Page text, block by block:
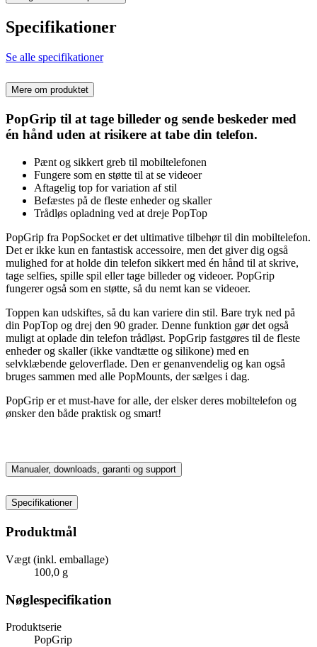
Specifikationer
Se alle specifikationer
Mere om produktet
PopGrip til at tage billeder og sende beskeder med
én hånd uden at risikere at tabe din telefon.
Pænt og sikkert greb til mobiltelefonen
Fungere som en støtte til at se videoer
Aftagelig top for variation af stil
Befæstes på de fleste enheder og skaller
Trådløs opladning ved at dreje PopTop
PopGrip fra PopSocket er det ultimative tilbehør til din mobiltelefon.
Det er ikke kun en fantastisk accessoire, men det giver dig også
mulighed for at holde din telefon sikkert med én hånd til at skrive,
tage selfies, spille spil eller tage billeder og videoer. PopGrip
fungerer også som en støtte, så du nemt kan se videoer.
Toppen kan udskiftes, så du kan variere din stil. Bare tryk ned på
din PopTop og drej den 90 grader. Denne funktion gør det også
muligt at oplade din telefon trådløst. PopGrip fastgøres til de fleste
enheder og skaller (ikke vandtætte og silikone) med en
selvklæbende geloverflade. Den er genanvendelig og kan også
bruges sammen med alle PopMounts, der sælges i dag.
PopGrip er et must-have for alle, der elsker deres mobiltelefon og
ønsker den både praktisk og smart!
Manualer, downloads, garanti og support
Specifikationer
Produktmål
Vægt (inkl. emballage)
100,0 g
Nøglespecifikation
Produktserie
PopGrip